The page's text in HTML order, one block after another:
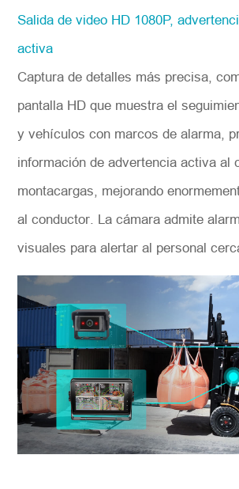
Salida de video HD 1080P,
activa
Captura de detalles más precisa,
pantalla HD que muestra el
y vehículos con marcos de alarma,
información de advertencia activa al
montacargas, mejorando
al conductor. La cámara admite
visuales para alertar al personal